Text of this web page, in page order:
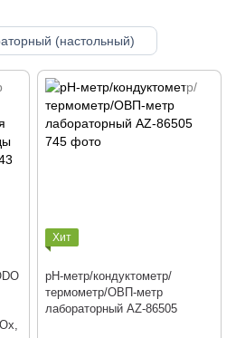
(настольный)
Хит
pH-метр/кондуктометр/
термометр/ОВП-метр
лабораторный AZ-86505